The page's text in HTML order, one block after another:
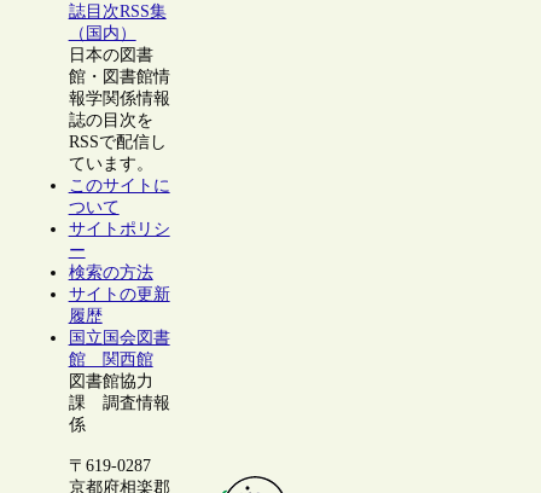
誌目次RSS集
（国内）
日本の図書
館・図書館情
報学関係情報
誌の目次を
RSSで配信し
ています。
このサイトに
ついて
サイトポリシ
ー
検索の方法
サイトの更新
履歴
国立国会図書
館 関西館
図書館協力
課 調査情報
係
〒619-0287
京都府相楽郡